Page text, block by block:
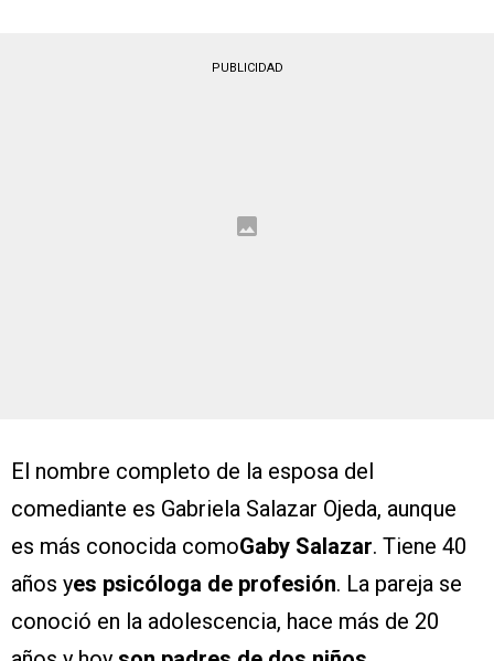
PUBLICIDAD
El nombre completo de la esposa del
comediante es Gabriela Salazar Ojeda, aunque
es más conocida comoGaby Salazar. Tiene 40
años yes psicóloga de profesión. La pareja se
conoció en la adolescencia, hace más de 20